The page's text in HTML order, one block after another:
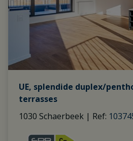
UE, splendide duplex/
terrasses
1030 Schaerbeek | Ref: